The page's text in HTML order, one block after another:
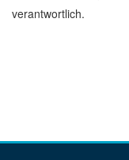
verantwortlich.